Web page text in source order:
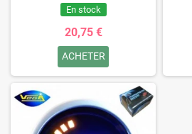
En stock
20,75 €
ACHETER